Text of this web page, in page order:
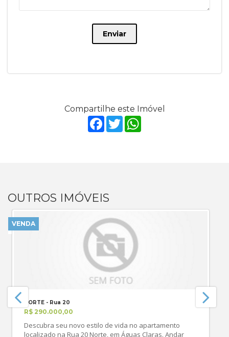
Enviar
Compartilhe este Imóvel
Facebook
Twitter
OUTROS IMÓVEIS
VENDA
NORTE - Rua 20
R$ 290.000,00
Descubra seu novo estilo de vida no apartamento
localizado na Rua 20 Norte, em Águas Claras. Andar